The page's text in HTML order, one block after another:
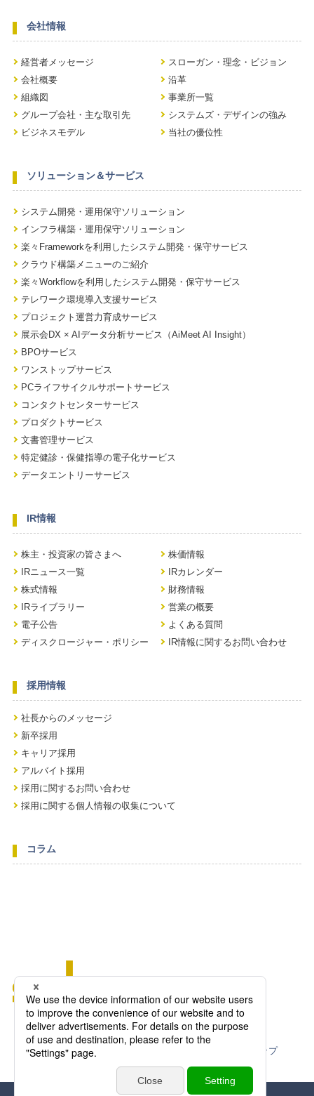
会社情報
経営者メッセージ
スローガン・理念・ビジョン
会社概要
沿革
組織図
事業所一覧
グループ会社・主な取引先
システムズ・デザインの強み
ビジネスモデル
当社の優位性
ソリューション＆サービス
システム開発・運用保守ソリューション
インフラ構築・運用保守ソリューション
楽々Frameworkを利用したシステム開発・保守サービス
クラウド構築メニューのご紹介
楽々Workflowを利用したシステム開発・保守サービス
テレワーク環境導入支援サービス
プロジェクト運営力育成サービス
展示会DX × AIデータ分析サービス（AiMeet AI Insight）
BPOサービス
ワンストップサービス
PCライフサイクルサポートサービス
コンタクトセンターサービス
プロダクトサービス
文書管理サービス
特定健診・保健指導の電子化サービス
データエントリーサービス
IR情報
株主・投資家の皆さまへ
株価情報
IRニュース一覧
IRカレンダー
株式情報
財務情報
IRライブラリー
営業の概要
電子公告
よくある質問
ディスクロージャー・ポリシー
IR情報に関するお問い合わせ
採用情報
社長からのメッセージ
新卒採用
キャリア採用
アルバイト採用
採用に関するお問い合わせ
採用に関する個人情報の収集について
コラム
ニュース一覧 個人情報保護方針 サイトマップ